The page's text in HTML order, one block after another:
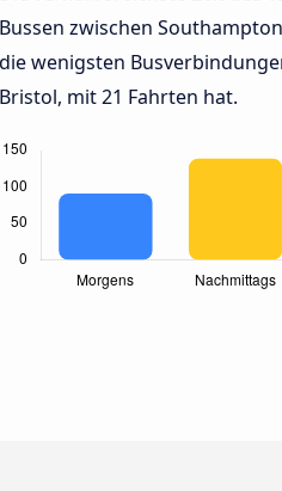
Bussen zwischen
die wenigsten
Bristol, mit 21 Fahrten hat.